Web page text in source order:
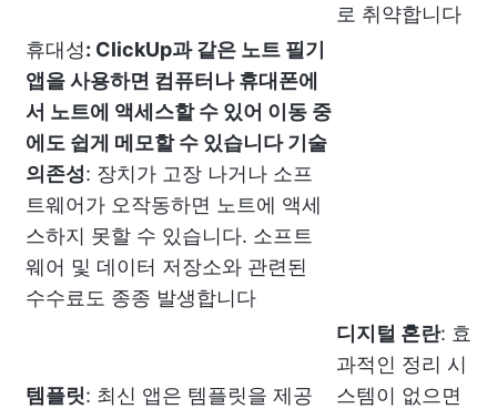
로 취약합니다
휴대성: ClickUp과 같은 노트 필기
앱을 사용하면 컴퓨터나 휴대폰에
서 노트에 액세스할 수 있어 이동 중
에도 쉽게 메모할 수 있습니다기술
의존성: 장치가 고장 나거나 소프
트웨어가 오작동하면 노트에 액세
스하지 못할 수 있습니다. 소프트
웨어 및 데이터 저장소와 관련된
수수료도 종종 발생합니다
템플릿: 최신 앱은 템플릿을 제공
디지털 혼란: 효
과적인 정리 시
스템이 없으면